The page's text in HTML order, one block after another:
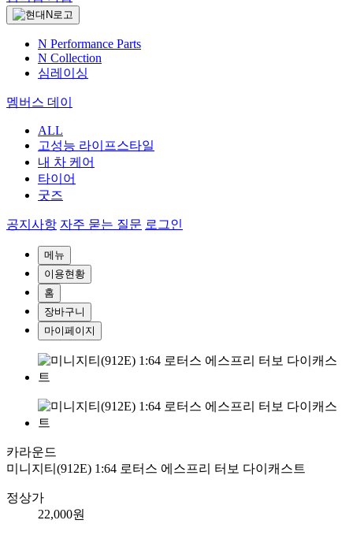
N Performance Parts
N Collection
심레이싱
멤버스 데이
ALL
고성능 라이프스타일
내 차 케어
타이어
굿즈
공지사항 자주 묻는 질문 로그인
메뉴
이용현황
홈
장바구니
마이페이지
카라운드
미니지티(912E) 1:64 로터스 에스프리 터보 다이캐스트
정상가
22,000원